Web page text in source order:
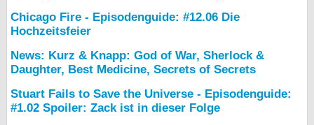
Chicago Fire - Episodenguide: #12.06 Die
Hochzeitsfeier
News: Kurz & Knapp: God of War, Sherlock &
Daughter, Best Medicine, Secrets of Secrets
Stuart Fails to Save the Universe - Episodenguide:
#1.02 Spoiler: Zack ist in dieser Folge